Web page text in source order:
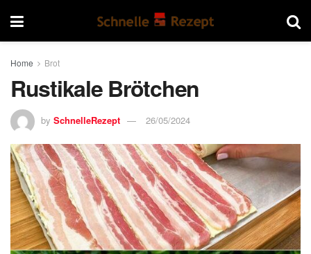
Home Brot
Rustikale Brötchen
by SchnelleRezept 26/05/2024